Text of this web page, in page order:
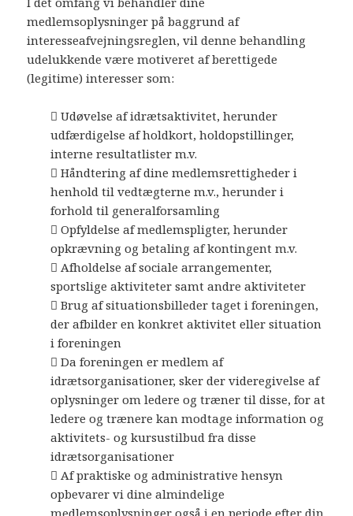
medlemsoplysninger på baggrund af
interesseafvejningsreglen, vil denne behandling
udelukkende være motiveret af berettigede
(legitime) interesser som:
 Udøvelse af idrætsaktivitet, herunder
udfærdigelse af holdkort, holdopstillinger,
interne resultatlister m.v.
 Håndtering af dine medlemsrettigheder i
henhold til vedtægterne m.v., herunder i
forhold til generalforsamling
 Opfyldelse af medlemspligter, herunder
opkrævning og betaling af kontingent m.v.
 Afholdelse af sociale arrangementer,
sportslige aktiviteter samt andre aktiviteter
 Brug af situationsbilleder taget i foreningen,
der afbilder en konkret aktivitet eller situation
i foreningen
 Da foreningen er medlem af
idrætsorganisationer, sker der videregivelse af
oplysninger om ledere og træner til disse, for at
ledere og trænere kan modtage information og
aktivitets- og kursustilbud fra disse
idrætsorganisationer
 Af praktiske og administrative hensyn
opbevarer vi dine almindelige